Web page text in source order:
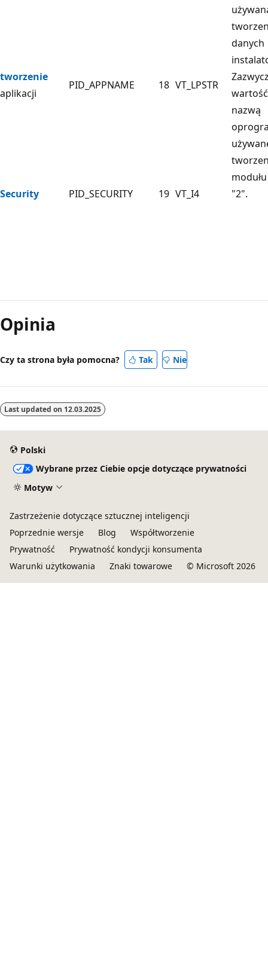
tworzenie
aplikacji
PID_APPNAME 18 VT_LPSTR
danych
nazwą
Security
PID_SECURITY 19 VT_I4 "2".
Opinia
Czy ta strona była pomocna? Tak Nie
Last updated on 12.03.2025
Polski
Wybrane przez Ciebie opcje dotyczące prywatności
Motyw
Zastrzeżenie dotyczące sztucznej inteligencji
Poprzednie wersje
Blog
Współtworzenie
Prywatność
Prywatność kondycji konsumenta
Warunki użytkowania
Znaki towarowe © Microsoft 2026